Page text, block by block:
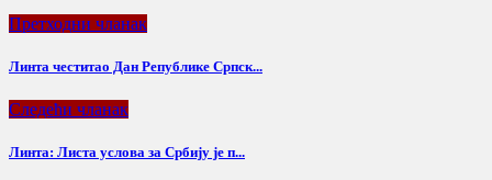
Претходни чланак
Линта честитао Дан Републике Српск...
Следећи чланак
Линта: Листа услова за Србију је п...